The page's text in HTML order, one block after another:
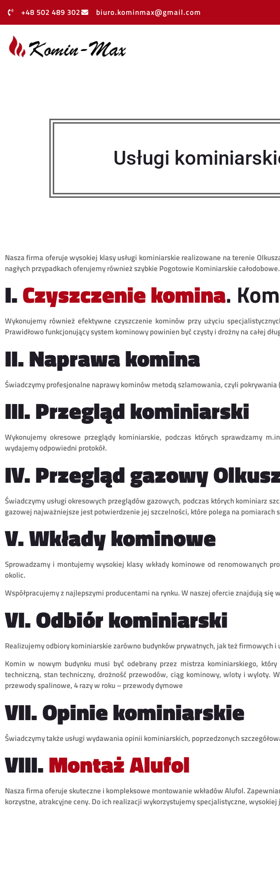
+48 502 489 302 biuro.kominmax@gmail.com
Usługi
Nasza firma oferuje wysokiej klasy usługi kominiarskie realizowane na terenie
nagłych przypadkach oferujemy również szybkie Pogotowie Kominiarskie
I.Czyszczenie komina.
Wykonujemy również efektywne czyszczenie kominów przy użyciu
Prawidłowo funkcjonujący system kominowy powinien być czysty i drożny na całej
II. Naprawa komina
Świadczymy profesjonalne naprawy kominów metodą szlamowania, czyli
III. Przegląd kominiarski
Wykonujemy okresowe przeglądy kominiarskie, podczas których sprawdzamy
wydajemy odpowiedni protokół.
IV. Przegląd gazowy
Świadczymy usługi okresowych przeglądów gazowych, podczas których kominiarz
gazowej najważniejsze jest potwierdzenie jej szczelności, które polega na pomiarach
V. Wkłady kominowe
Sprowadzamy i montujemy wysokiej klasy wkłady kominowe od renomowanych
okolic.
Współpracujemy z najlepszymi producentami na rynku. W naszej ofercie znajdują
VI. Odbiór kominiarski
Realizujemy odbiory kominiarskie zarówno budynków prywatnych, jak też firmowych i
Komin w nowym budynku musi być odebrany przez mistrza kominiarskiego,
techniczną, stan techniczny, drożność przewodów, ciąg kominowy, wloty i wyloty.
przewody spalinowe, 4 razy w roku – przewody dymowe
VII. Opinie kominiarskie
Świadczymy także usługi wydawania opinii kominiarskich, poprzedzonych
VIII.Montaż Alufol
Nasza firma oferuje skuteczne i kompleksowe montowanie wkładów Alufol.
korzystne, atrakcyjne ceny. Do ich realizacji wykorzystujemy specjalistyczne,